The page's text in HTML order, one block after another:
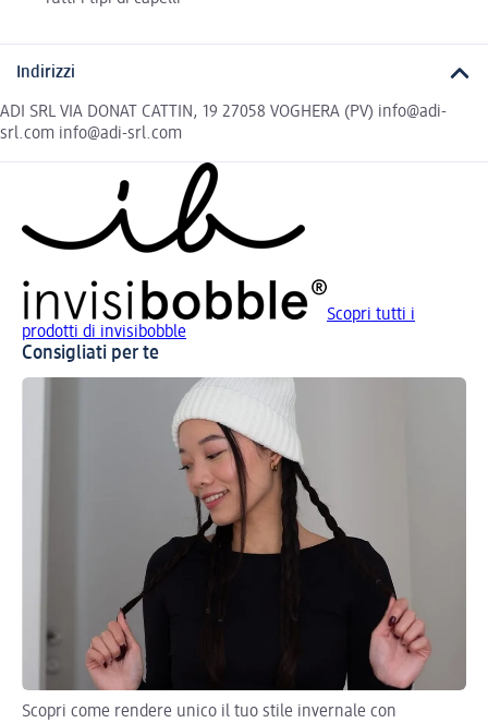
Indirizzi
ADI SRL VIA DONAT CATTIN, 19 27058 VOGHERA (PV) info@adi-
srl.com info@adi-srl.com
Scopri tutti i
prodotti di invisibobble
Consigliati per te
Scopri come rendere unico il tuo stile invernale con